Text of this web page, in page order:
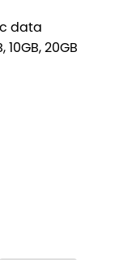
₫
data
20GB